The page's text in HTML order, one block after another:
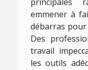
emmener à
débarras
Des
travail
les outils